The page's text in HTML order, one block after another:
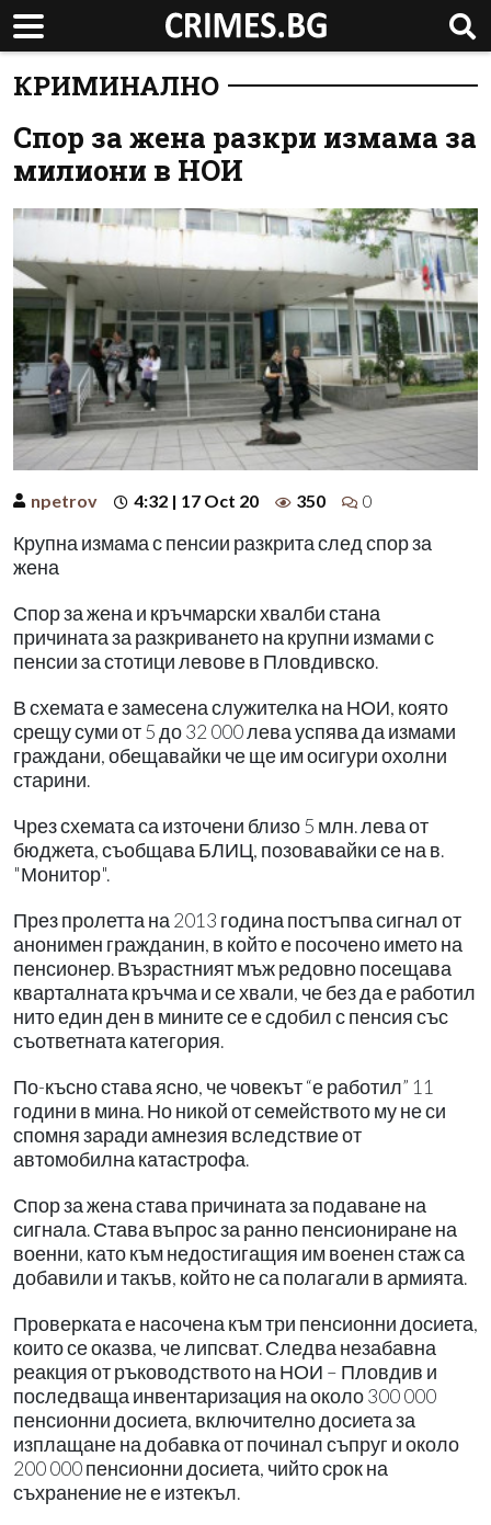
КРИМИНАЛНО
Спор за жена разкри измама за
милиони в НОИ
npetrov 4:32 | 17 Oct 20 350 0
Крупна измама с пенсии разкрита след спор за
жена
Спор за жена и кръчмарски хвалби стана
причината за разкриването на крупни измами с
пенсии за стотици левове в Пловдивско.
В схемата е замесена служителка на НОИ, която
срещу суми от 5 до 32 000 лева успява да измами
граждани, обещавайки че ще им осигури охолни
старини.
Чрез схемата са източени близо 5 млн. лева от
бюджета, съобщава БЛИЦ, позовавайки се на в.
"Монитор".
През пролетта на 2013 година постъпва сигнал от
анонимен гражданин, в който е посочено името на
пенсионер. Възрастният мъж редовно посещава
кварталната кръчма и се хвали, че без да е работил
нито един ден в мините се е сдобил с пенсия със
съответната категория.
По-късно става ясно, че човекът “е работил” 11
години в мина. Но никой от семейството му не си
спомня заради амнезия вследствие от
автомобилна катастрофа.
Спор за жена става причината за подаване на
сигнала. Става въпрос за ранно пенсиониране на
военни, като към недостигащия им военен стаж са
добавили и такъв, който не са полагали в армията.
Проверката е насочена към три пенсионни досиета,
които се оказва, че липсват. Следва незабавна
реакция от ръководството на НОИ – Пловдив и
последваща инвентаризация на около 300 000
пенсионни досиета, включително досиета за
изплащане на добавка от починал съпруг и около
200 000 пенсионни досиета, чийто срок на
съхранение не е изтекъл.